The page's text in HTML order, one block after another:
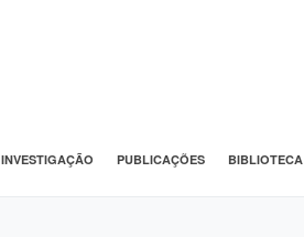
INVESTIGAÇÃO PUBLICAÇÕES BIBLIOTECA